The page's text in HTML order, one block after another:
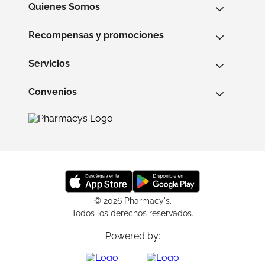
Quienes Somos
Recompensas y promociones
Servicios
Convenios
© 2026 Pharmacy's.
Todos los derechos reservados.
Powered by: